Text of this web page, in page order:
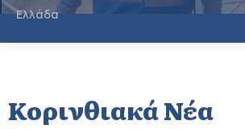
Ελλάδα
Κορινθιακά Νέα